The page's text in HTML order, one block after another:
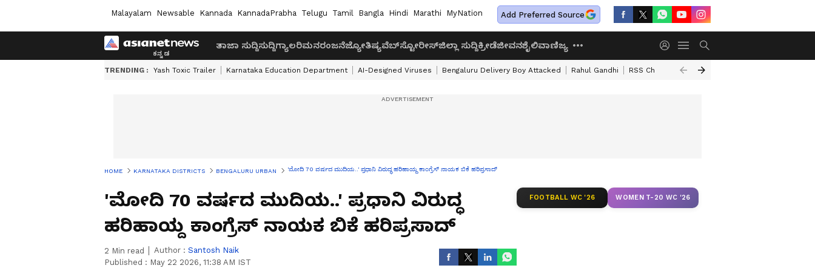
Malayalam Newsable Kannada KannadaPrabha Telugu Tamil Bangla Hindi Marathi MyNation Add Preferred Source
ತಾಜಾ ಸುದ್ದಿಸುದ್ದಿಗ್ಯಾಲರಿಮನರಂಜನೆಜ್ಯೋತಿಷ್ಯವೆಬ್‌ಸ್ಟೋರೀಸ್ಜಿಲ್ಲಾ ಸುದ್ದಿಕ್ರೀಡೆಜೀವನಶೈಲಿವಾಣಿಜ್ಯ
TRENDING : Yash Toxic Trailer Karnataka Education Department AI-Designed Viruses Bengaluru Delivery Boy Attacked Rahul Gandhi RSS Chief Mohan Bhagawat
HOME KARNATAKA DISTRICTS BENGALURU URBAN 'ಮೋದಿ 70 ವರ್ಷದ ಮುದಿಯ..' ಪ್ರಧಾನಿ ವಿರುದ್ಧ ಹರಿಹಾಯ್ದ ಕಾಂಗ್ರೆಸ್‌ ನಾಯಕ ಬಿಕೆ ಹರಿಪ್ರಸಾದ್‌
'ಮೋದಿ 70 ವರ್ಷದ ಮುದಿಯ..' ಪ್ರಧಾನಿ ವಿರುದ್ಧ
ಹರಿಹಾಯ್ದ ಕಾಂಗ್ರೆಸ್‌ ನಾಯಕ ಬಿಕೆ ಹರಿಪ್ರಸಾದ್‌
2 Min read Author : Santosh Naik
Published : May 22 2026, 11:38 AM IST
FOOTBALL WC '26 WOMEN T-20 WC '26